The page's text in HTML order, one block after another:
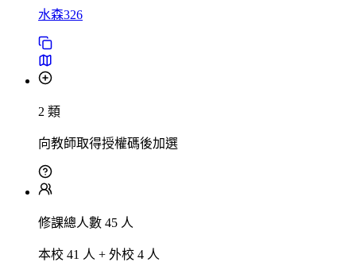
水森326
2 類
向教師取得授權碼後加選
修課總人數 45 人
本校 41 人 + 外校 4 人